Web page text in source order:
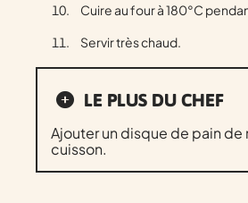
Cuire au four à 180°C
Servir très chaud.
LE PLUS DU CHEF
Ajouter un disque de pain
cuisson.